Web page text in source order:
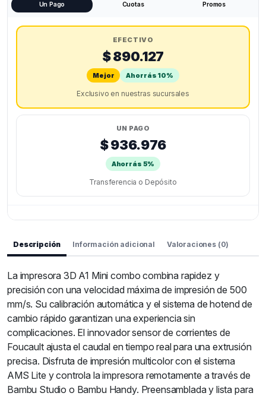
Un Pago Cuotas Promos
EFECTIVO
$ 890.127
Mejor Ahorrás 10%
Exclusivo en nuestras sucursales
UN PAGO
$ 936.976
Ahorrás 5%
Transferencia o Depósito
Descripción Información adicional Valoraciones (0)
La impresora 3D A1 Mini combo combina rapidez y
precisión con una velocidad máxima de impresión de 500
mm/s. Su calibración automática y el sistema de hotend de
cambio rápido garantizan una experiencia sin
complicaciones. El innovador sensor de corrientes de
Foucault ajusta el caudal en tiempo real para una extrusión
precisa. Disfruta de impresión multicolor con el sistema
AMS Lite y controla la impresora remotamente a través de
Bambu Studio o Bambu Handy. Preensamblada y lista para